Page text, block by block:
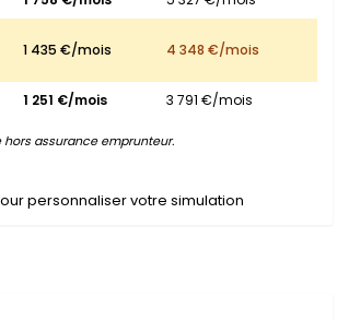
1 435 €/mois 4 348 €/mois
1 251 €/mois 3 791 €/mois
assurance emprunteur.
personnaliser votre simulation